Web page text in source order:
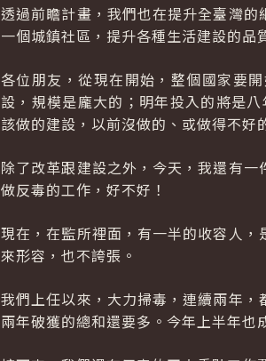
透過前瞻計畫，我們也在提升全臺灣
一個城鎮社區，提升各種生活建設的品
各位朋友，從現在開始，整個國家要
設，規模是龐大的；明年投入的將是
該做的建設，以前沒做的、或做得不好
除了改革跟建設之外，今天，我還有
做反毒的工作，好不好！
現在，在監所裡面，有一半的收容人
來形容，也不誇張。
我們上任以來，大力掃毒，連續兩年
兩年破獲的總和還要多。今年上半年也